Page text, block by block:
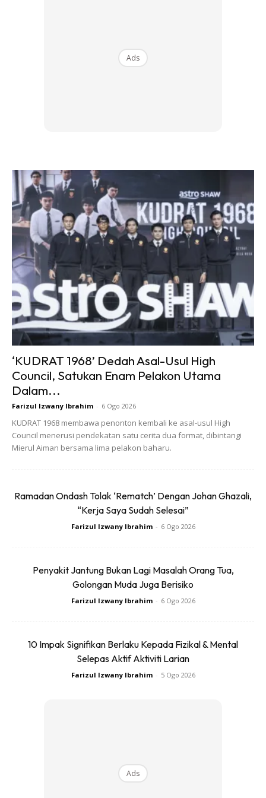
fizikal.
Ada beberapa simptom saja yang menunjukkan jantung
seseorang itu mempunyai masalah. Antaranya
termasuklah:
Ads
Keletihan melampau
Kaki bengkak
Dan sakit pada bahagian dada
Jangan sesekali berasa bahawa anda masih muda lalu fikir
menunjukkan walaupun seseorang itu aktif bersukan dan
Ads
‘KUDRAT 1968’ Dedah Asal-Usul High
Council, Satukan Enam Pelakon Utama
Dalam...
Farizul Izwany Ibrahim - 6 Ogo 2026
KUDRAT 1968 membawa penonton kembali ke asal-usul High
Council menerusi pendekatan satu cerita dua format, dibintangi
Mierul Aiman bersama lima pelakon baharu.
Ramadan Ondash Tolak ‘Rematch’ Dengan Johan Ghazali,
“Kerja Saya Sudah Selesai”
Farizul Izwany Ibrahim - 6 Ogo 2026
Penyakit Jantung Bukan Lagi Masalah Orang Tua,
Golongan Muda Juga Berisiko
Farizul Izwany Ibrahim - 6 Ogo 2026
10 Impak Signifikan Berlaku Kepada Fizikal & Mental
Selepas Aktif Aktiviti Larian
Farizul Izwany Ibrahim - 5 Ogo 2026
Ads